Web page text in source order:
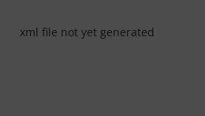
xml file not yet generated